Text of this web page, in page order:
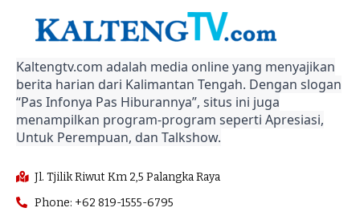
Kaltengtv.com adalah media online yang menyajikan
berita harian dari Kalimantan Tengah. Dengan slogan
“Pas Infonya Pas Hiburannya”, situs ini juga
menampilkan program-program seperti Apresiasi,
Untuk Perempuan, dan Talkshow.
Jl. Tjilik Riwut Km 2,5 Palangka Raya
Phone: +62 819-1555-6795